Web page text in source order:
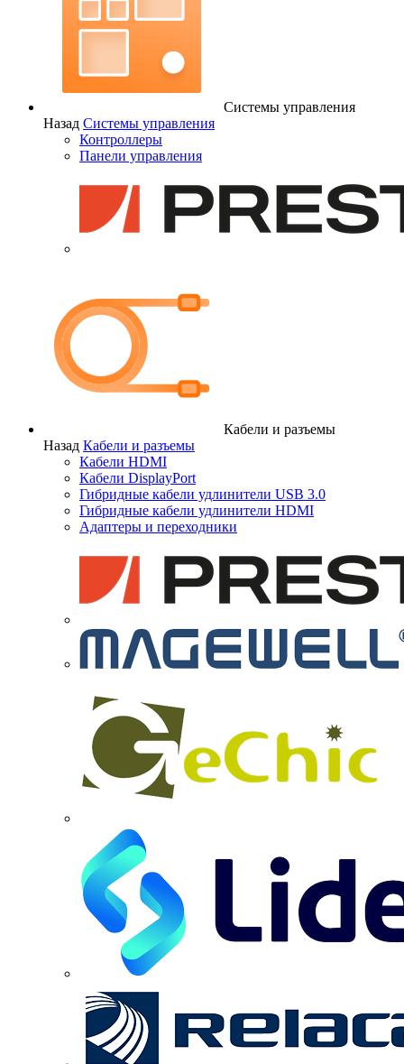
Системы управления
Назад Системы управления
Контроллеры
Панели управления
Кабели и разъемы
Назад Кабели и разъемы
Кабели HDMI
Кабели DisplayPort
Гибридные кабели удлинители USB 3.0
Гибридные кабели удлинители HDMI
Адаптеры и переходники